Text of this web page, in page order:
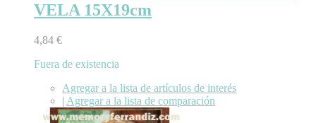
VELA 15X19cm
4,84 €
Fuera de existencia
Agregar a la lista de artículos de interés
| Agregar a la lista de comparación